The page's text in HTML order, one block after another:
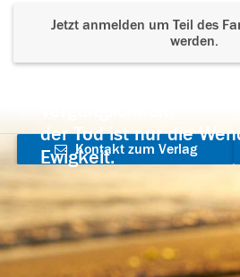
Jetzt anmelden um Teil des
werden.
der Tod ist nur die
Ewigkeit.
Kontakt zum Verlag
aufnehmen